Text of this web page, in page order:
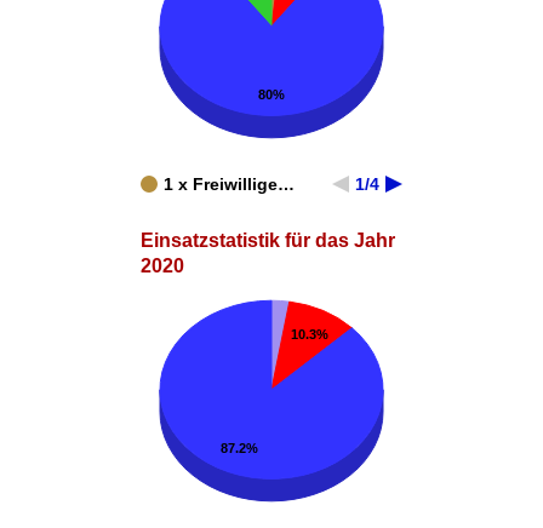
1 x Freiwillige… 1/4
80%
Einsatzstatistik für das Jahr
2020
10.3%
87.2%